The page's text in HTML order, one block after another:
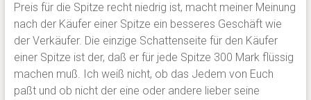
Preis für die Spitze recht niedrig ist, macht meiner Meinung
nach der Käufer einer Spitze ein besseres Geschäft wie
der Verkäufer. Die einzige Schattenseite für den Käufer
einer Spitze ist der, daß er für jede Spitze 300 Mark flüssig
machen muß. Ich weiß nicht, ob das Jedem von Euch
paßt und ob nicht der eine oder andere lieber seine